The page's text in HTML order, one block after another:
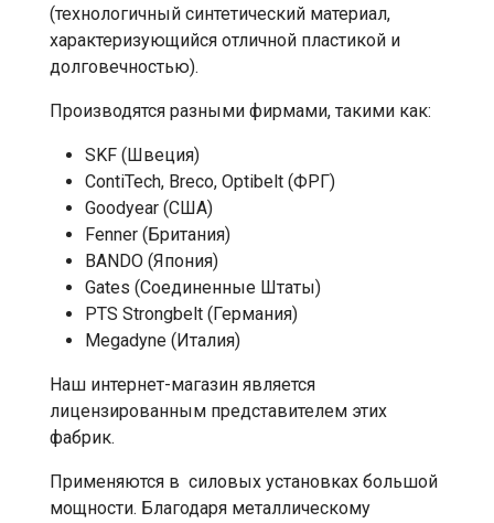
(технологичный синтетический материал,
характеризующийся отличной пластикой и
долговечностью).
Производятся разными фирмами, такими как:
SKF (Швеция)
ContiTech, Breco, Optibelt (ФРГ)
Goodyear (США)
Fenner (Британия)
BANDO (Япония)
Gates (Соединенные Штаты)
PTS Strongbelt (Германия)
Megadyne (Италия)
Наш интернет-магазин является
лицензированным представителем этих
фабрик.
Применяются в силовых установках большой
мощности. Благодаря металлическому